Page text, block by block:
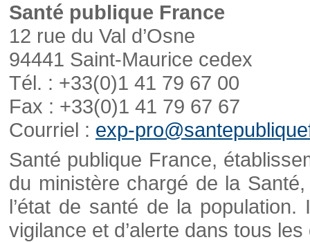
Santé publique France
12 rue du Val d’Osne
94441 Saint-Maurice cedex
Tél. : +33(0)1 41 79 67 00
Fax : +33(0)1 41 79 67 67
Courriel : exp-
Santé publique France,
du ministère chargé de la
l’état de santé de la
vigilance et d’alerte dans tous